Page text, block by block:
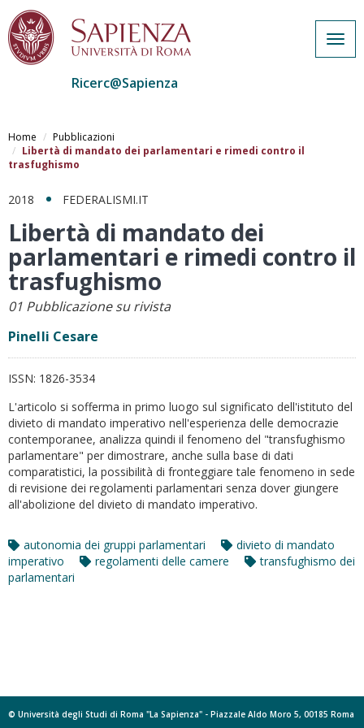
al
contenuto
principale
Ricerc@Sapienza
Home
Pubblicazioni
Libertà di mandato dei parlamentari e rimedi contro il
trasfughismo
2018 FEDERALISMI.IT
Libertà di mandato dei
parlamentari e rimedi contro il
trasfughismo
01 Pubblicazione su rivista
Pinelli Cesare
ISSN: 1826-3534
L'articolo si sofferma in primo luogo sul significato dell'istituto del
divieto di mandato imperativo nell'esperienza delle democrazie
contemporanee, analizza quindi il fenomeno del "transfughismo
parlamentare" per dimostrare, anche sulla base di dati
comparatistici, la possibilità di fronteggiare tale fenomeno in sede
di revisione dei regolamenti parlamentari senza dover giungere
all'abolizione del divieto di mandato imperativo.
autonomia dei gruppi parlamentari
divieto di mandato
imperativo
regolamenti delle camere
transfughismo dei
parlamentari
© Università degli Studi di Roma "La Sapienza" - Piazzale Aldo Moro 5, 00185 Roma